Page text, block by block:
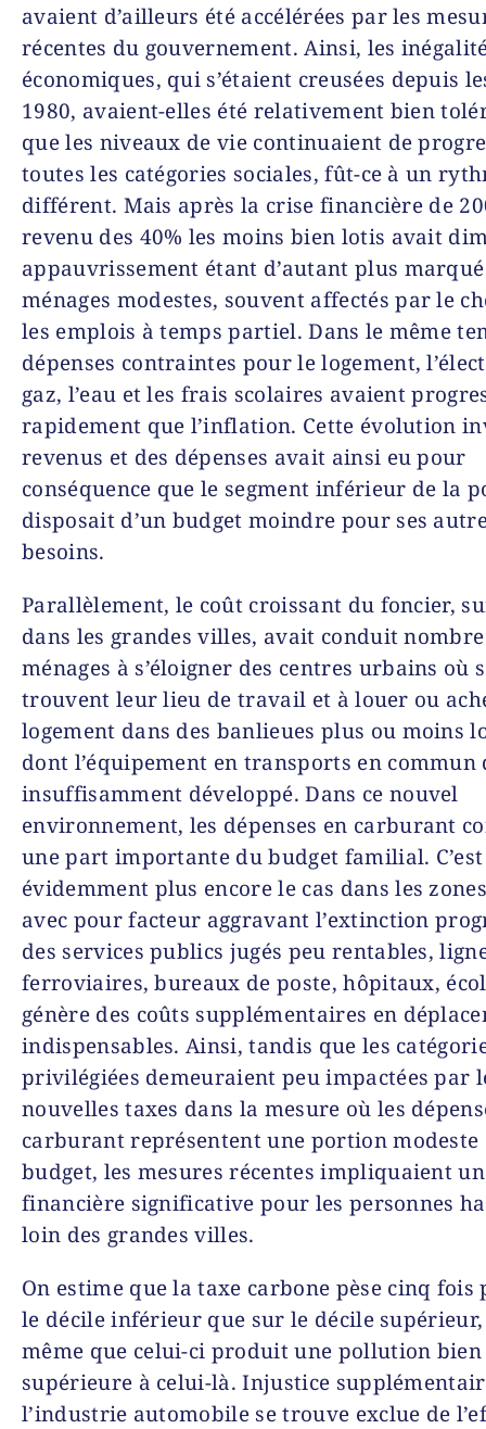
avaient d’ailleurs été accélérées par les
récentes du gouvernement. Ainsi, les
économiques, qui s’étaient creusées depuis
1980, avaient-elles été relativement bien
que les niveaux de vie continuaient de
toutes les catégories sociales, fût-ce à un
différent. Mais après la crise financière de
revenu des 40% les moins bien lotis avait
appauvrissement étant d’autant plus
ménages modestes, souvent affectés par le
les emplois à temps partiel. Dans le même
dépenses contraintes pour le logement,
gaz, l’eau et les frais scolaires avaient
rapidement que l’inflation. Cette évolution
revenus et des dépenses avait ainsi eu pour
conséquence que le segment inférieur de la
disposait d’un budget moindre pour ses
besoins.
Parallèlement, le coût croissant du foncier,
dans les grandes villes, avait conduit
ménages à s’éloigner des centres urbains où
trouvent leur lieu de travail et à louer ou
logement dans des banlieues plus ou moins
dont l’équipement en transports en commun
insuffisamment développé. Dans ce nouvel
environnement, les dépenses en carburant
une part importante du budget familial. C’est
évidemment plus encore le cas dans les
avec pour facteur aggravant l’extinction
des services publics jugés peu rentables,
ferroviaires, bureaux de poste, hôpitaux,
génère des coûts supplémentaires en
indispensables. Ainsi, tandis que les
privilégiées demeuraient peu impactées par
nouvelles taxes dans la mesure où les
carburant représentent une portion modeste
budget, les mesures récentes impliquaient
financière significative pour les personnes
loin des grandes villes.
On estime que la taxe carbone pèse cinq fois
le décile inférieur que sur le décile
même que celui-ci produit une pollution bien
supérieure à celui-là. Injustice
l’industrie automobile se trouve exclue de